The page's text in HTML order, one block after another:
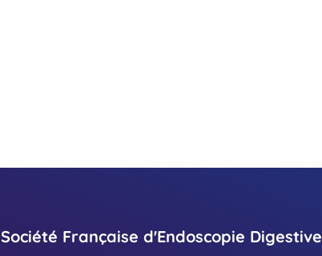
Société Française d'Endoscopie Digestive